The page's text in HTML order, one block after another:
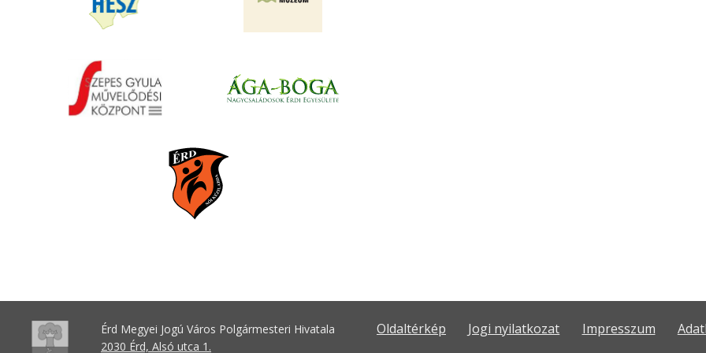
Érd Megyei Jogú Város Polgármesteri Hivatala
2030 Érd, Alsó utca 1.
Oldaltérkép Jogi nyilatkozat Impresszum